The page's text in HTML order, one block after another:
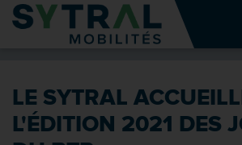
Contenu
Entête de page
Recherche
Pied de page
LE SYTRAL
L'ÉDITION 2021 DES